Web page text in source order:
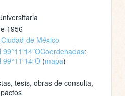
1956
Ciudad de México
99°11′14″OCoordenadas:
99°11′14″O (mapa)
tesis, obras de consulta,